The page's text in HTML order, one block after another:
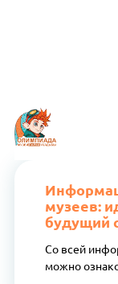
музеев:
будущий
Со всей
можно